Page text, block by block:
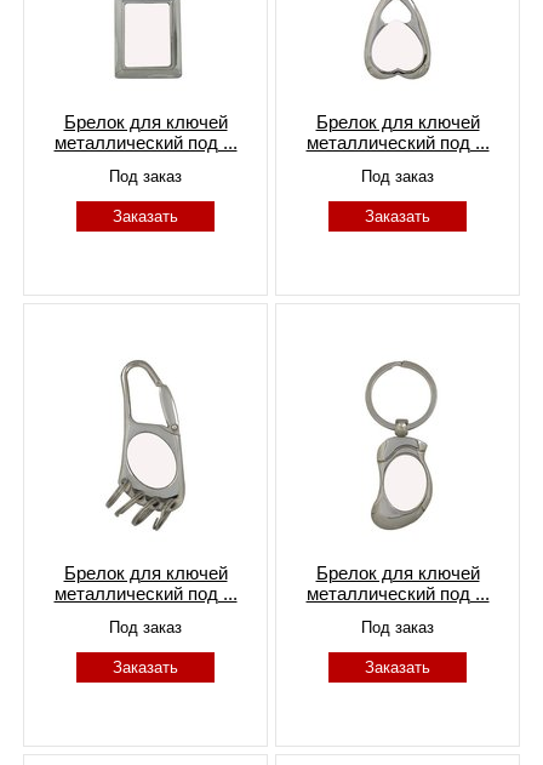
Брелок для ключей
металлический под ...
Под заказ
Заказать
Брелок для ключей
металлический под ...
Под заказ
Заказать
Брелок для ключей
металлический под ...
Под заказ
Заказать
Брелок для ключей
металлический под ...
Под заказ
Заказать